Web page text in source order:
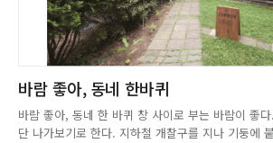
바람 좋아, 동네 한바퀴
바람 좋아, 동네 한 바퀴 창 사이로 부는 바람이 좋
단 나가보기로 한다. 지하철 개찰구를 지나 기둥에